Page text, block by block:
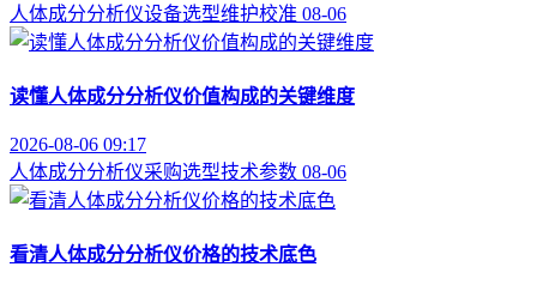
人体成分分析仪设备选型维护校准 08-06
读懂人体成分分析仪价值构成的关键维度
2026-08-06 09:17
人体成分分析仪采购选型技术参数 08-06
看清人体成分分析仪价格的技术底色